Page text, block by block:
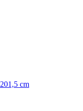
cm